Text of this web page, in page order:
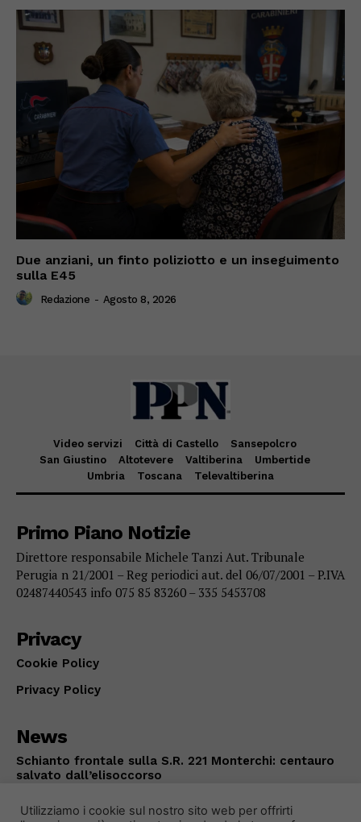
Due anziani, un finto poliziotto e un inseguimento
sulla E45
Redazione - Agosto 8, 2026
Video servizi Città di Castello
Sansepolcro
San Giustino
Altotevere Valtiberina
Umbertide
Umbria
Toscana Televaltiberina
Primo Piano Notizie
Direttore responsabile Michele Tanzi Aut. Tribunale
Perugia n 21/2001 – Reg periodici aut. del 06/07/2001 – P.IVA
02487440543 info 075 85 83260 – 335 5453708
Privacy
Cookie Policy
Privacy Policy
News
Schianto frontale sulla S.R. 221 Monterchi: centauro
salvato dall’elisoccorso
Utilizziamo i cookie sul nostro sito web per offrirti